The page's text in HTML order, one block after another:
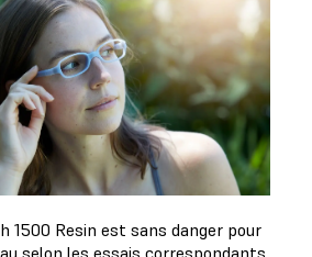
1500 Resin est sans danger pour
selon les essais correspondants